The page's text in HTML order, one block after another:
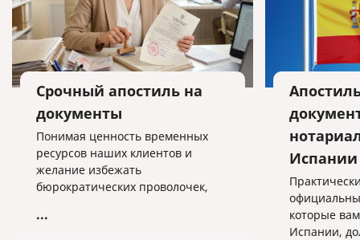
Срочный апостиль на
документы
Понимая ценность временных
ресурсов наших клиентов и
желание избежать
бюрократических проволочек,
услугу по проставлению апостиля
...
Испании
которые
Испании,